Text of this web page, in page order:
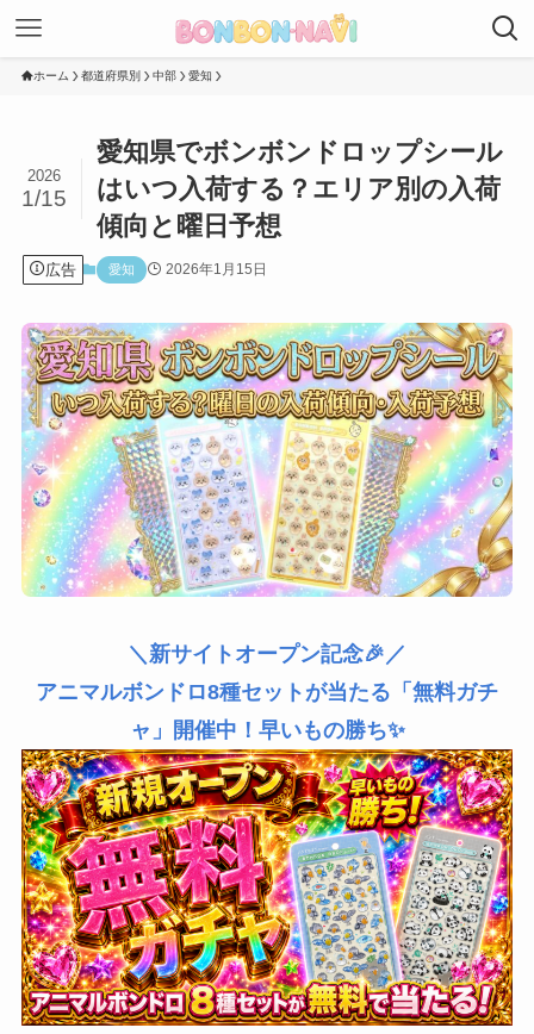
ホーム 都道府県別 中部 愛知
愛知県でボンボンドロップシール
はいつ入荷する？エリア別の入荷
傾向と曜日予想
2026
1/15
広告 愛知 2026年1月15日
＼新サイトオープン記念🎉／
アニマルボンドロ8種セットが当たる「無料ガチ
ャ」開催中！早いもの勝ち✨